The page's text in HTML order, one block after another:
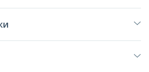
Linen |